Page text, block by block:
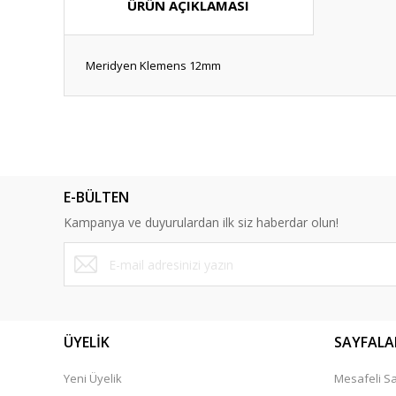
ÜRÜN AÇIKLAMASI
Meridyen Klemens 12mm
Ürün bilgilerinde hatalar bulunuyor.
Ürün fiyatı diğer sitelerden daha pahalı.
Bu ürüne benzer farklı alternatifler olmalı.
E-BÜLTEN
Kampanya ve duyurulardan ilk siz haberdar olun!
ÜYELİK
Yeni Üyelik Mesafeli